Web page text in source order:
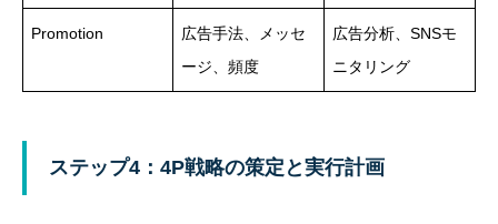
Promotion
広告手法、メッセ
ージ、頻度
広告分析、SNSモ
ニタリング
ステップ4：4P戦略の策定と実行計画